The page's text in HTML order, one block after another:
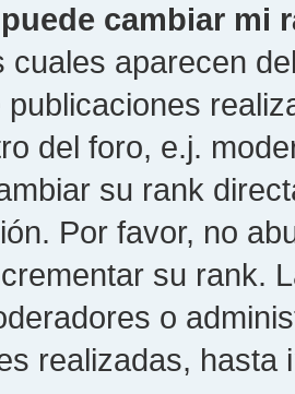
cambiar mi
cuales aparecen
publicaciones
del foro, e.j.
su rank
Por favor, no
su rank.
o
realizadas, hasta